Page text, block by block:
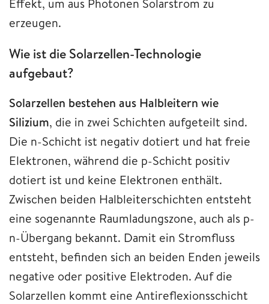
Effekt, um aus Photonen Solarstrom zu
erzeugen.
Wie ist die Solarzellen-Technologie
aufgebaut?
Solarzellen bestehen aus Halbleitern wie
Silizium, die in zwei Schichten aufgeteilt sind.
Die n-Schicht ist negativ dotiert und hat freie
Elektronen, während die p-Schicht positiv
dotiert ist und keine Elektronen enthält.
Zwischen beiden Halbleiterschichten entsteht
eine sogenannte Raumladungszone, auch als p-
n-Übergang bekannt. Damit ein Stromfluss
entsteht, befinden sich an beiden Enden jeweils
negative oder positive Elektroden. Auf die
Solarzellen kommt eine Antireflexionsschicht